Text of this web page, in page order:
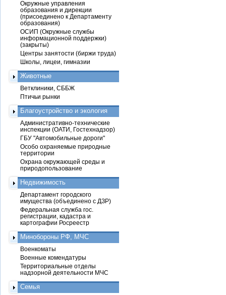
Окружные управления
образования и дирекции
(присоединено к Департаменту
образования)
ОСИП (Окружные службы
информационной поддержки)
(закрыты)
Центры занятости (биржи труда)
Школы, лицеи, гимназии
Животные
Ветклиники, СББЖ
Птичьи рынки
Благоустройство и экология
Административно-технические
инспекции (ОАТИ, Гостехнадзор)
ГБУ "Автомобильные дороги"
Особо охраняемые природные
территории
Охрана окружающей среды и
природопользование
Недвижимость
Департамент городского
имущества (объединено с ДЗР)
Федеральная служба гос.
регистрации, кадастра и
картографии Росреестр
Минобороны РФ, МЧС
Военкоматы
Военные комендатуры
Территориальные отделы
надзорной деятельности МЧС
Семья